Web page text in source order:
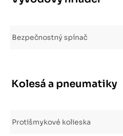
Bezpečnostný spínač
Kolesá a pneumatiky
Protišmykové kolieska